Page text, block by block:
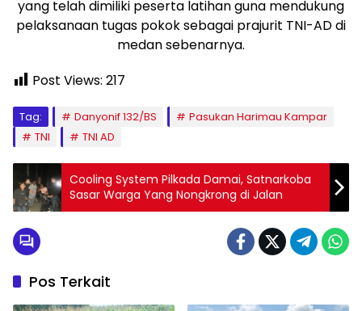
yang telah dimiliki peserta latihan guna mendukung
pelaksanaan tugas pokok sebagai prajurit TNI-AD di
medan sebenarnya.
Post Views: 217
Tag: Danyonif 132/BS
Pasukan Harimau Kampar
TNI
TNI AD
Cooling System Pilkada Damai, Satnarkoba
Sasar Warga Yang Nongkrong di Jalan
Pos Terkait